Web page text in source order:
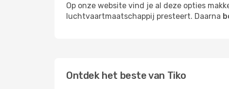
Op onze website vind je al deze opties
luchtvaartmaatschappij presteert. Daarna
Ontdek het beste van Tiko